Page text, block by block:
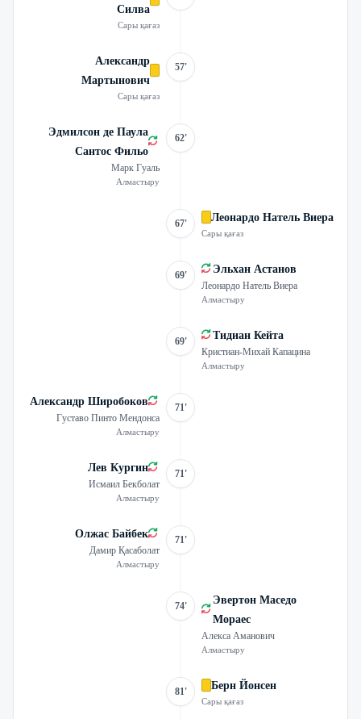
Силва
Сары қағаз
Александр
Мартынович
Сары қағаз
57'
Эдмилсон де Паула
Сантос Фильо
Марк Гуаль
Алмастыру
62'
67' Леонардо Натель Виера
Сары қағаз
69' Эльхан Астанов
Леонардо Натель Виера
Алмастыру
69' Тидиан Кейта
Кристиан-Михай Капацина
Алмастыру
Александр Широбоков
Густаво Пинто Мендонса
Алмастыру
71'
Лев Кургин
Исмаил Бекболат
Алмастыру
71'
Олжас Байбек
Дамир Қасаболат
Алмастыру
71'
74'
Эвертон Маседо
Мораес
Алекса Аманович
Алмастыру
81' Берн Йонсен
Сары қағаз